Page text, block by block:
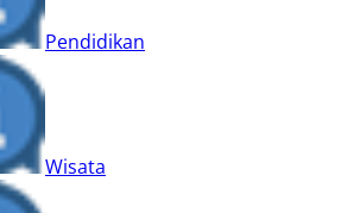
Pendidikan
Wisata